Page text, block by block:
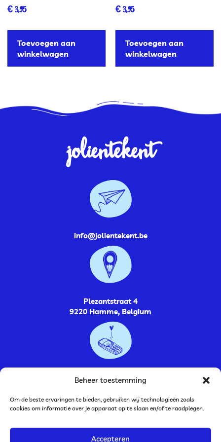
Beheer toestemming
Om de beste ervaringen te bieden, gebruiken wij technologieën zoals
cookies om informatie over je apparaat op te slaan en/of te raadplegen.
Accepteren
€3,95
Toevoegen aan
winkelwagen
€3,95
Toevoegen aan
winkelwagen
jolientekent
info@jolientekent.be
Plezantstraat 4
9220 Hamme, Belgium
0485264448